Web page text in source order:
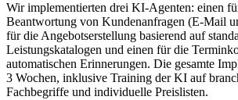
Wir implementierten drei KI-Agenten: einen
Beantwortung von Kundenanfragen (E-Mail
für die Angebotserstellung basierend auf
Leistungskatalogen und einen für die
automatischen Erinnerungen. Die gesamte
3 Wochen, inklusive Training der KI auf
Fachbegriffe und individuelle Preislisten.